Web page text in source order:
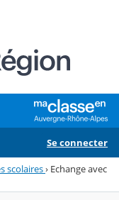
Se connecter
scolaires› Echange avec